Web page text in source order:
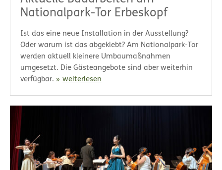
Nationalpark-Tor Erbeskopf
Ist das eine neue Installation in der Ausstellung?
Oder warum ist das abgeklebt? Am Nationalpark-Tor
werden aktuell kleinere Umbaumaßnahmen
umgesetzt. Die Gästeangebote sind aber weiterhin
verfügbar.
weiterlesen